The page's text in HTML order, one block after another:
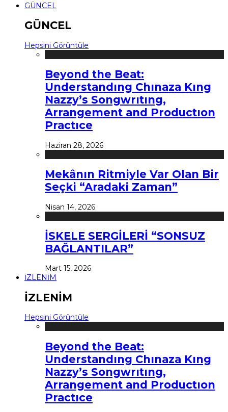
GÜNCEL
GÜNCEL
Hepsini Görüntüle
Beyond the Beat:
Understandıng Chınaza Kıng
Nazzy’s Songwrıtıng,
Arrangement and Productıon
Practıce
Haziran 28, 2026
Mekânın Ritmiyle Var Olan Bir
Seçki “Aradaki Zaman”
Nisan 14, 2026
İSKELE SERGİLERİ “SONSUZ
BAĞLANTILAR”
Mart 15, 2026
İZLENİM
İZLENİM
Hepsini Görüntüle
Beyond the Beat:
Understandıng Chınaza Kıng
Nazzy’s Songwrıtıng,
Arrangement and Productıon
Practıce